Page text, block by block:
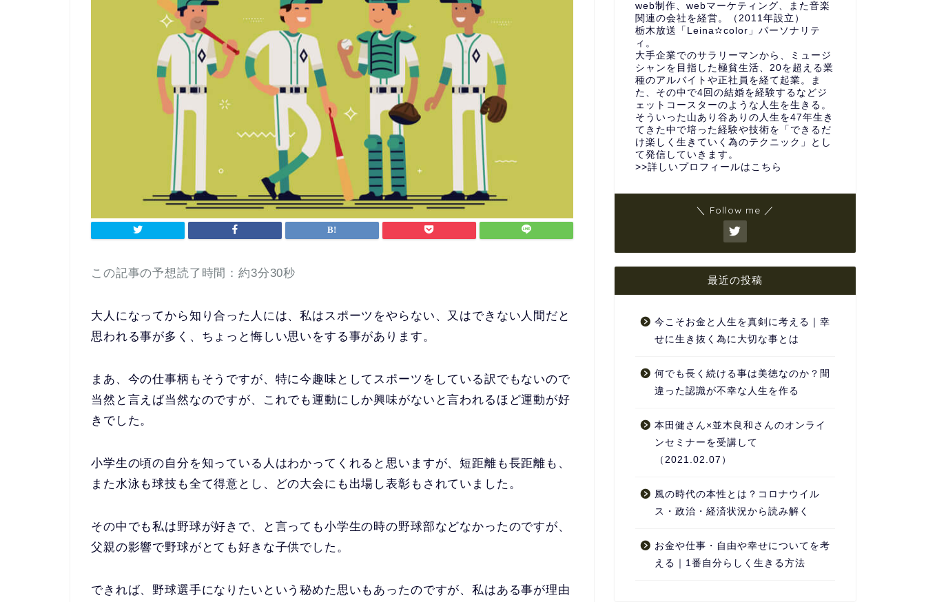
この記事の予想読了時間：約3分30秒
大人になってから知り合った人には、私はスポーツをやらない、又はできない人間だと
思われる事が多く、ちょっと悔しい思いをする事があります。
まあ、今の仕事柄もそうですが、特に今趣味としてスポーツをしている訳でもないので
当然と言えば当然なのですが、これでも運動にしか興味がないと言われるほど運動が好
きでした。
小学生の頃の自分を知っている人はわかってくれると思いますが、短距離も長距離も、
また水泳も球技も全て得意とし、どの大会にも出場し表彰もされていました。
その中でも私は野球が好きで、と言っても小学生の時の野球部などなかったのですが、
父親の影響で野球がとても好きな子供でした。
できれば、野球選手になりたいという秘めた思いもあったのですが、私はある事が理由
web制作、webマーケティング、また音楽
関連の会社を経営。（2011年設立）
栃木放送「Leina✫color」パーソナリテ
ィ。
大手企業でのサラリーマンから、ミュージ
シャンを目指した極貧生活、20を超える業
種のアルバイトや正社員を経て起業。ま
た、その中で4回の結婚を経験するなどジ
ェットコースターのような人生を生きる。
そういった山あり谷ありの人生を47年生き
てきた中で培った経験や技術を「できるだ
け楽しく生きていく為のテクニック」とし
て発信していきます。
>>詳しいプロフィールはこちら
＼ Follow me ／
最近の投稿
今こそお金と人生を真剣に考える｜幸
せに生き抜く為に大切な事とは
何でも長く続ける事は美徳なのか？間
違った認識が不幸な人生を作る
本田健さん×並木良和さんのオンライ
ンセミナーを受講して
（2021.02.07）
風の時代の本性とは？コロナウイル
ス・政治・経済状況から読み解く
お金や仕事・自由や幸せについてを考
える｜1番自分らしく生きる方法